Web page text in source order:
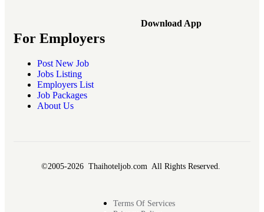
For Employers
Post New Job
Jobs Listing
Employers List
Job Packages
About Us
Download App
©2005-2026 Thaihoteljob.com All Rights Reserved.
Terms Of Services